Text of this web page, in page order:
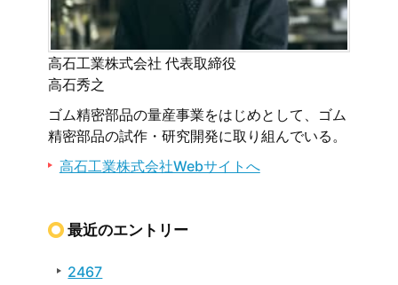
高石工業株式会社 代表取締役
高石秀之
ゴム精密部品の量産事業をはじめとして、ゴム
精密部品の試作・研究開発に取り組んでいる。
高石工業株式会社Webサイトへ
最近のエントリー
2467